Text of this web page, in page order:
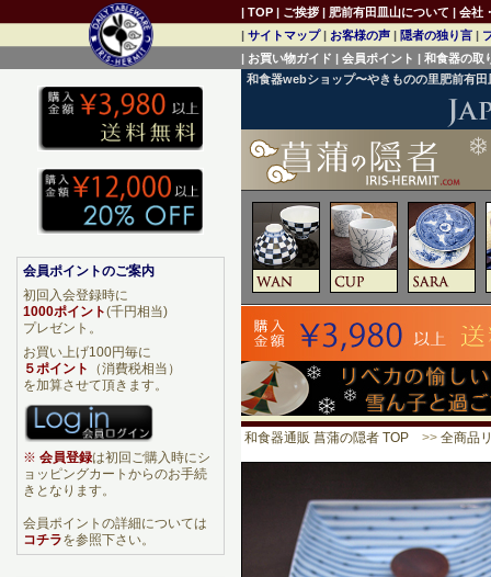
和食器webショップ〜やきものの里肥前有
和食器通販 菖蒲の隠者 TOP >> 全商品
会員ポイントのご案内
初回入会登録時に
1000ポイント(千円相当)
プレゼント。
お買い上げ100円毎に
５ポイント
（消費税相当）
を加算させて頂きます。
※ 会員登録は初回ご購入時にシ
ョッピングカートからのお手続
きとなります。
会員ポイントの詳細については
コチラを参照下さい。
| TOP | ご挨拶 | 肥前有田皿山について | 会社
| サイトマップ| お客様の声 | 隠者の独り言 |
| お買い物ガイド | 会員ポイント | 和食器の取